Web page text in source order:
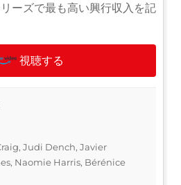
ーズで最も高い興行収入を記
視聴する
Judi Dench, Javier
Naomie Harris, Bérénice